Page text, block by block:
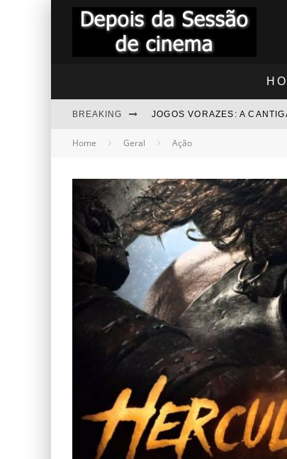
BREAKING JOGOS VORAZES: A
"RAPIDINHA" TROLLS 3 -
BEZOURO AZUL -
“RAPIDINHA”
Home Geral Ação